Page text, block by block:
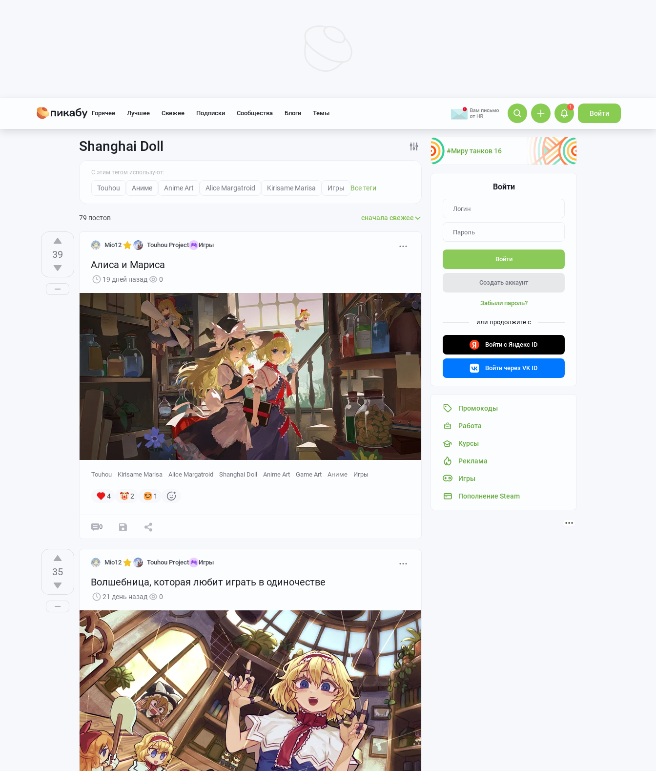
Горячее Лучшее Свежее Подписки Сообщества Блоги Темы
1
Войти
#Миру танков 16
Войти
Войти
Создать аккаунт
Забыли пароль?
или продолжите с
Войти с Яндекс ID
Войти через VK ID
Промокоды
Работа
Курсы
Реклама
Игры
Пополнение Steam
Shanghai Doll
С этим тегом используют:
Touhou Аниме Anime Art Alice Margatroid Kirisame Marisa Игры Все теги
79 постов сначала свежее
39
Mio12 Touhou Project Игры
Алиса и Мариса
19 дней назад 0
Touhou Kirisame Marisa Alice Margatroid Shanghai Doll Anime Art Game Art Аниме Игры
4 2 1
0
35
Mio12 Touhou Project Игры
Волшебница, которая любит играть в одиночестве
21 день назад 0